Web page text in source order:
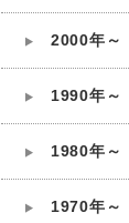
2000年～
1990年～
1980年～
1970年～